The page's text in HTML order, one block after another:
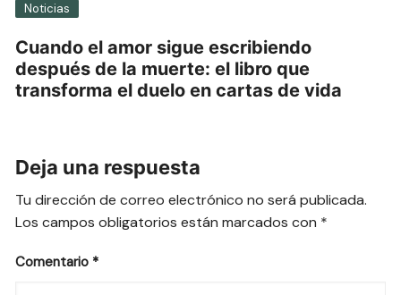
Noticias
Cuando el amor sigue escribiendo
después de la muerte: el libro que
transforma el duelo en cartas de vida
Deja una respuesta
Tu dirección de correo electrónico no será publicada.
Los campos obligatorios están marcados con *
Comentario *